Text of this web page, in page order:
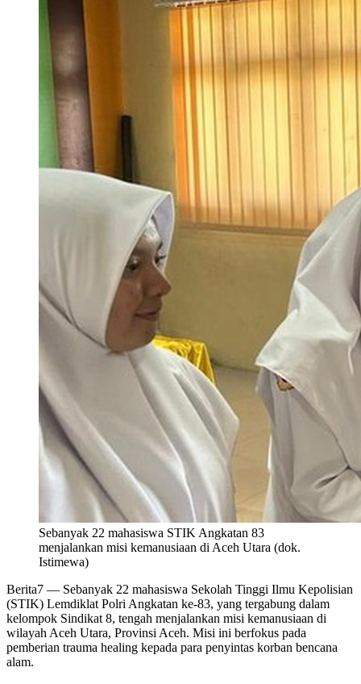
Sebanyak 22 mahasiswa STIK Angkatan 83
menjalankan misi kemanusiaan di Aceh Utara (dok.
Istimewa)
Berita7 — Sebanyak 22 mahasiswa Sekolah Tinggi Ilmu Kepolisian
(STIK) Lemdiklat Polri Angkatan ke-83, yang tergabung dalam
kelompok Sindikat 8, tengah menjalankan misi kemanusiaan di
wilayah Aceh Utara, Provinsi Aceh. Misi ini berfokus pada
pemberian trauma healing kepada para penyintas korban bencana
alam.